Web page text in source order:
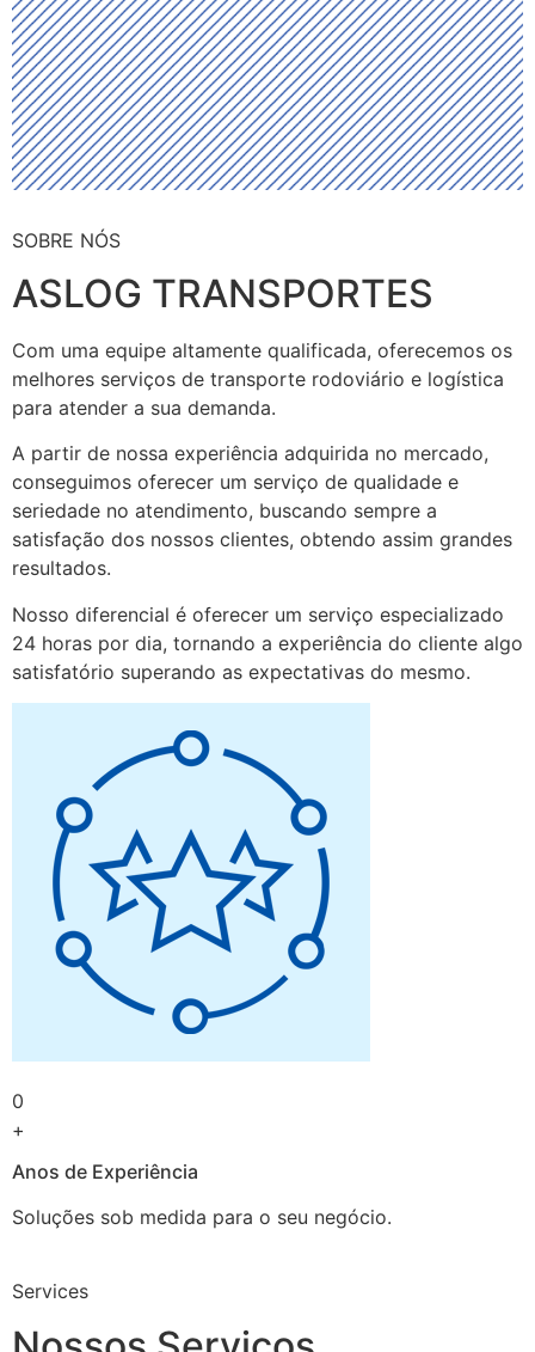
SOBRE NÓS
ASLOG TRANSPORTES
Com uma equipe altamente qualificada, oferecemos os
melhores serviços de transporte rodoviário e logística
para atender a sua demanda.
A partir de nossa experiência adquirida no mercado,
conseguimos oferecer um serviço de qualidade e
seriedade no atendimento, buscando sempre a
satisfação dos nossos clientes, obtendo assim grandes
resultados.
Nosso diferencial é oferecer um serviço especializado
24 horas por dia, tornando a experiência do cliente algo
satisfatório superando as expectativas do mesmo.
0
+
Anos de Experiência
Soluções sob medida para o seu negócio.
Services